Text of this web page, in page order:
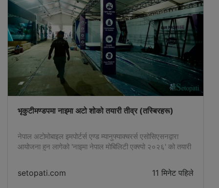
भृकुटीमण्डपमा नाइमा अटो शोको तयारी तीव्र (तस्बिरहरू)
नेपाल अटोमोबाइल इमपोर्टर्स एण्ड म्यानुफ्याक्चरर्स एसोसिएसनद्वारा
आयोजना हुन लागेको 'नाइमा नेपाल मोबिलिटी एक्स्पो २०२६' को तयारी
setopati.com 11 मिनेट पहिले